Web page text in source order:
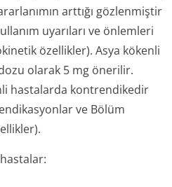
arttığı gözlenmiştir
uyarıları ve önlemleri
özellikler). Asya kökenli
olarak 5 mg önerilir.
hastalarda kontrendikedir
ve Bölüm